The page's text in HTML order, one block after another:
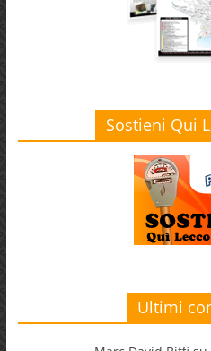
Sostieni Qui
Ultimi